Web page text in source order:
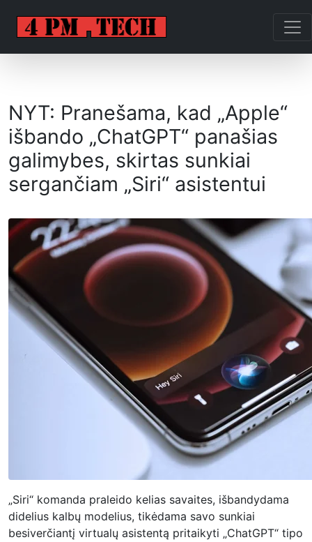
NYT: Pranešama, kad „Apple“
išbando „ChatGPT“ panašias
galimybes, skirtas sunkiai
sergančiam „Siri“ asistentui
„Siri“ komanda praleido kelias savaites, išbandydama
didelius kalbų modelius, tikėdama savo sunkiai
besiverčiantį virtualų asistentą pritaikyti „ChatGPT“ tipo